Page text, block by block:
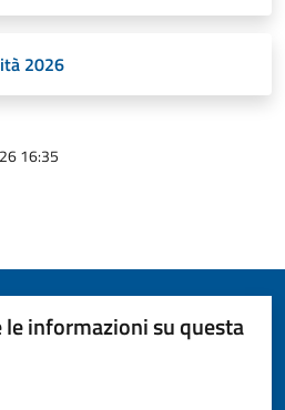
2026
16:35
informazioni su questa